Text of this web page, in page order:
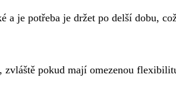
a je potřeba je držet po delší dobu,
pokud mají omezenou